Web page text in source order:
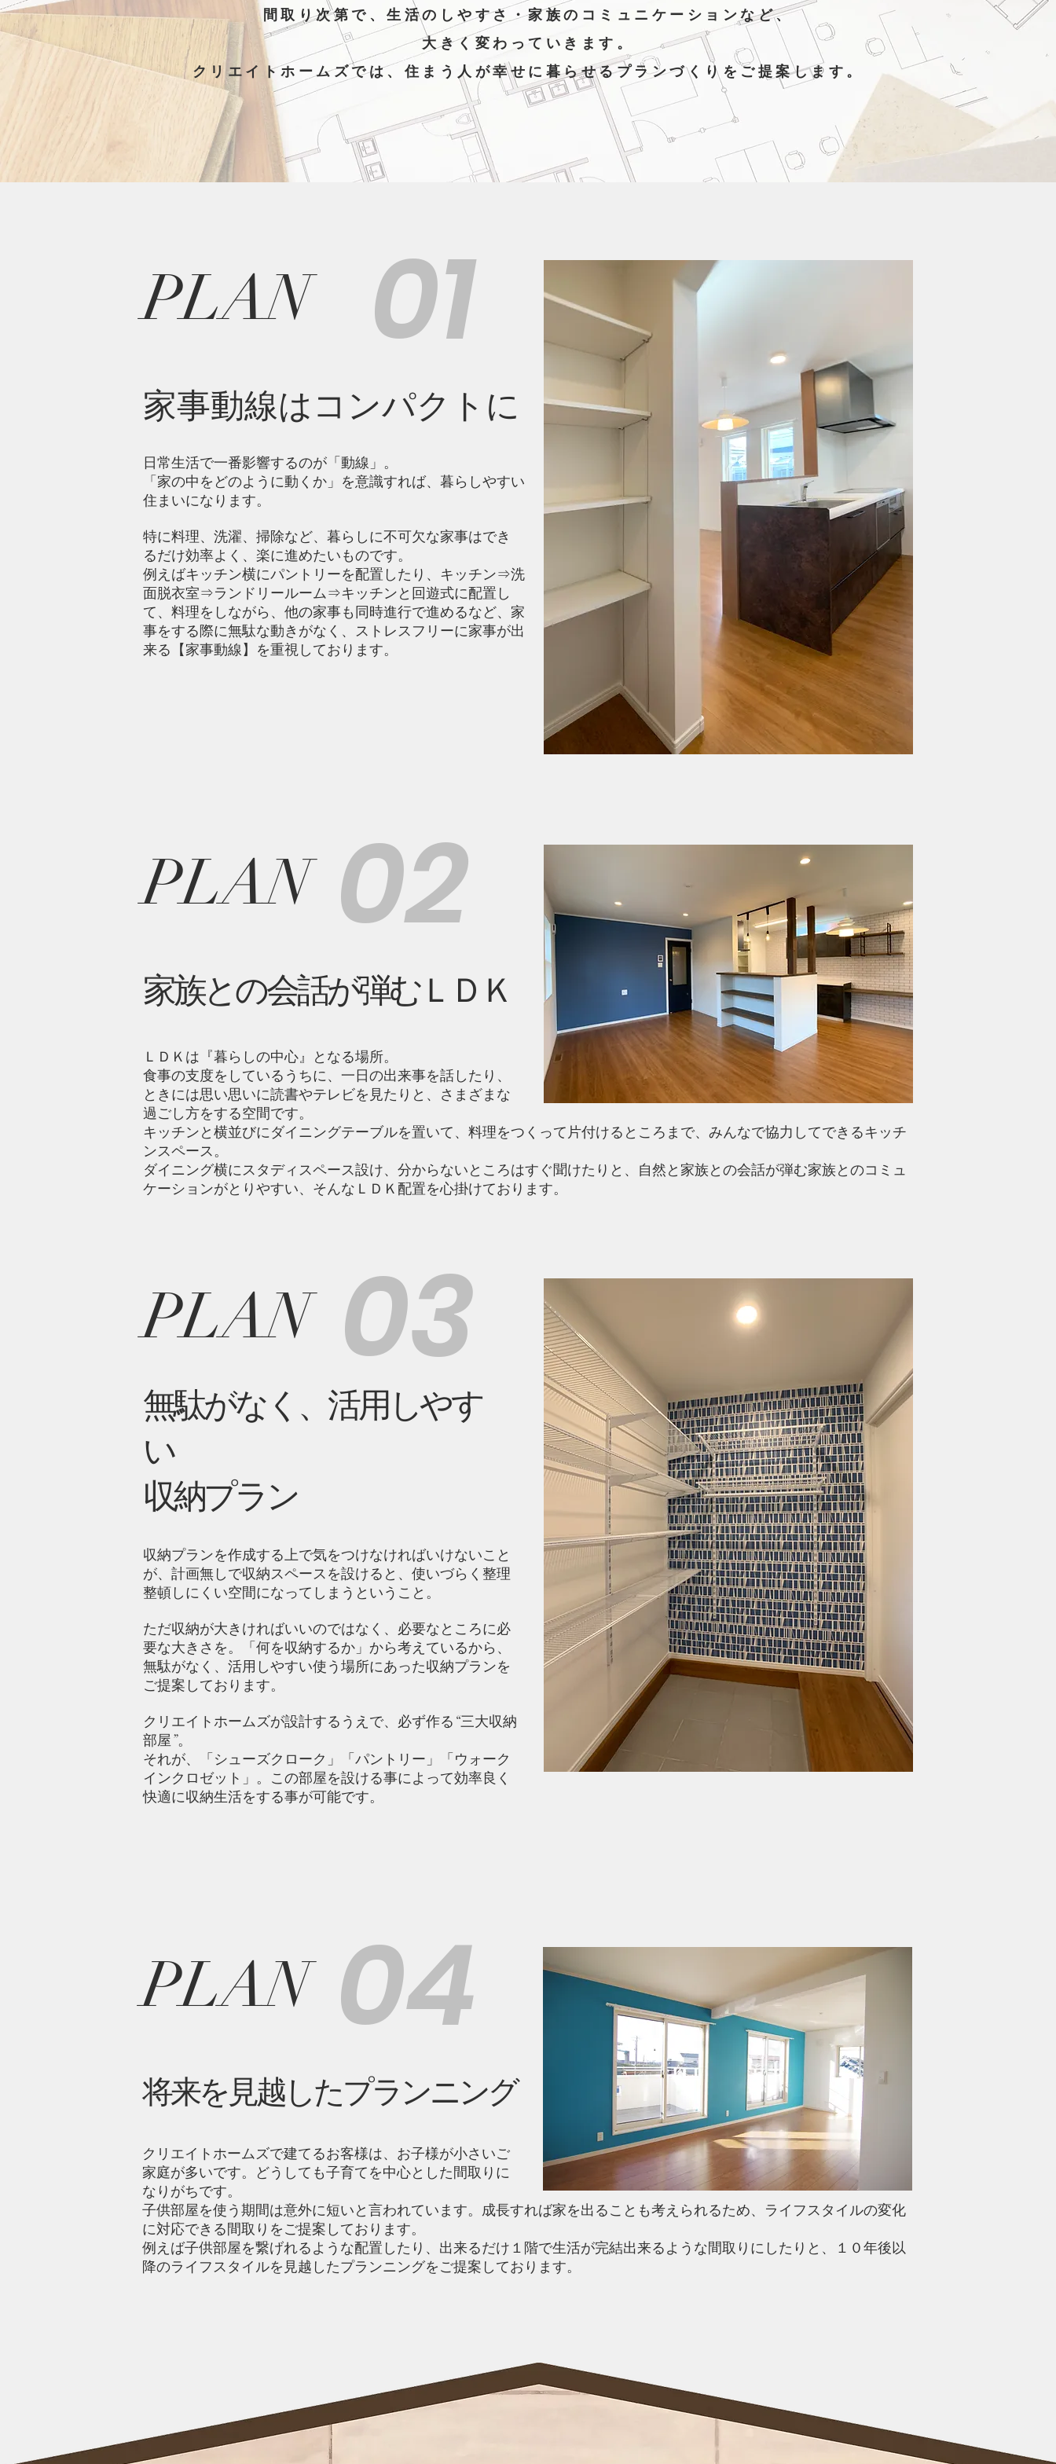
間取り次第で、生活のしやすさ・家族のコミュニケーションなど、
大きく変わっていきます。
クリエイトホームズでは、住まう人が幸せに暮らせるプランづくりをご提案します。
PLAN 01
​家事動線はコンパクトに
日常生活で一番影響するのが「動線」。
「家の中をどのように動くか」を意識すれば、暮らしやすい
住まいになります。
特に料理、洗濯、掃除など、暮らしに不可欠な家事はでき
るだけ効率よく、楽に進めたいものです。
例えばキッチン横にパントリーを配置したり、キッチン⇒洗
面脱衣室⇒ランドリールーム⇒キッチンと回遊式に配置し
て、料理をしながら、他の家事も同時進行で進めるなど、家
事をする際に無駄な動きがなく、ストレスフリーに家事が出
来る【家事動線】を重視しております。
PLAN 02
家族との会話が弾むＬＤＫ
ＬＤＫは『暮らしの中心』となる場所。
食事の支度をしているうちに、一日の出来事を話したり、
ときには思い思いに読書やテレビを見たりと、さまざまな
過ごし方をする空間です。
キッチンと横並びにダイニングテーブルを置いて、料理をつくって片付けるところまで、みんなで協力してできるキッチ
ンスペース。
ダイニング横にスタディスペース設け、分からないところはすぐ聞けたりと、自然と家族との会話が弾む家族とのコミュ
ケーションがとりやすい、そんなＬＤＫ配置を心掛けております。
PLAN 03
無駄がなく、活用しやす
い
収納プラン
収納プランを作成する上で気をつけなければいけないこと
が、計画無しで収納スペースを設けると、使いづらく整理
整頓しにくい空間になってしまうということ。
ただ収納が大きければいいのではなく、必要なところに必
要な大きさを。「何を収納するか」から考えているから、
無駄がなく、活用しやすい使う場所にあった収納プランを
ご提案しております。
クリエイトホームズが設計するうえで、必ず作る“三大収納
部屋”。
それが、「シューズクローク」「パントリー」「ウォーク
インクロゼット」。この部屋を設ける事によって効率良く
快適に収納生活をする事が可能です。
PLAN
​将来を見越したプランニング
04
クリエイトホームズで建てるお客様は、お子様が小さいご
家庭が多いです。どうしても子育てを中心とした間取りに
なりがちです。
子供部屋を使う期間は意外に短いと言われています。成長すれば家を出ることも考えられるため、ライフスタイルの変化
に対応できる間取りをご提案しております。
例えば子供部屋を繋げれるような配置したり、出来るだけ１階で生活が完結出来るような間取りにしたりと、１０年後以
降のライフスタイルを見越したプランニングをご提案しております。